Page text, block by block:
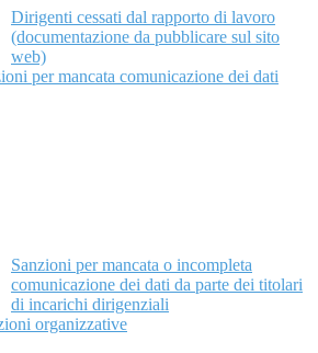
Dirigenti cessati dal rapporto di lavoro
(documentazione da pubblicare sul sito
web)
per mancata comunicazione dei dati
Sanzioni per mancata o incompleta
comunicazione dei dati da parte dei titolari
di incarichi dirigenziali
organizzative